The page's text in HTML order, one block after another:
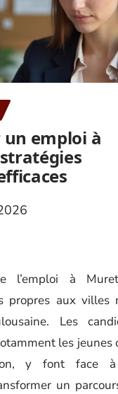
emploi à
l’emploi à
propres aux villes
Les
les jeunes
y font face
un